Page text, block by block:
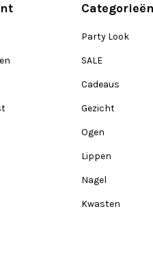
Categorieën
Party Look
SALE
Cadeaus
Gezicht
Ogen
Lippen
Nagel
Kwasten